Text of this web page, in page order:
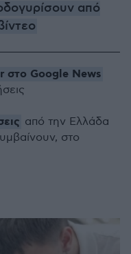
από
στο Google News
από την Ελλάδα
στο